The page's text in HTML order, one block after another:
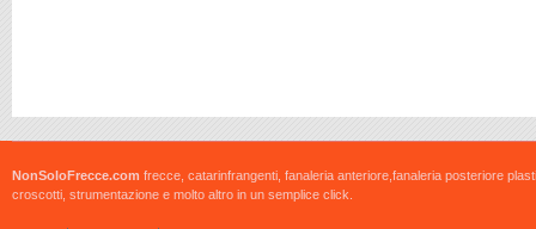
NonSoloFrecce.com frecce, catarinfrangenti, fanaleria anteriore,fanaleria posteriore
croscotti, strumentazione e molto altro in un semplice click.